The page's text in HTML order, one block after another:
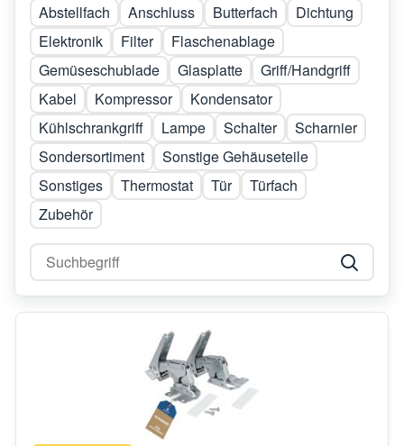
Abstellfach
Anschluss Butterfach
Dichtung
Elektronik
Filter
Flaschenablage
Gemüseschublade
Glasplatte
Griff/Handgriff
Kabel
Kompressor
Kondensator
Kühlschrankgriff
Lampe Schalter
Scharnier
Sondersortiment
Sonstige Gehäuseteile
Sonstiges
Thermostat Tür
Türfach
Zubehör